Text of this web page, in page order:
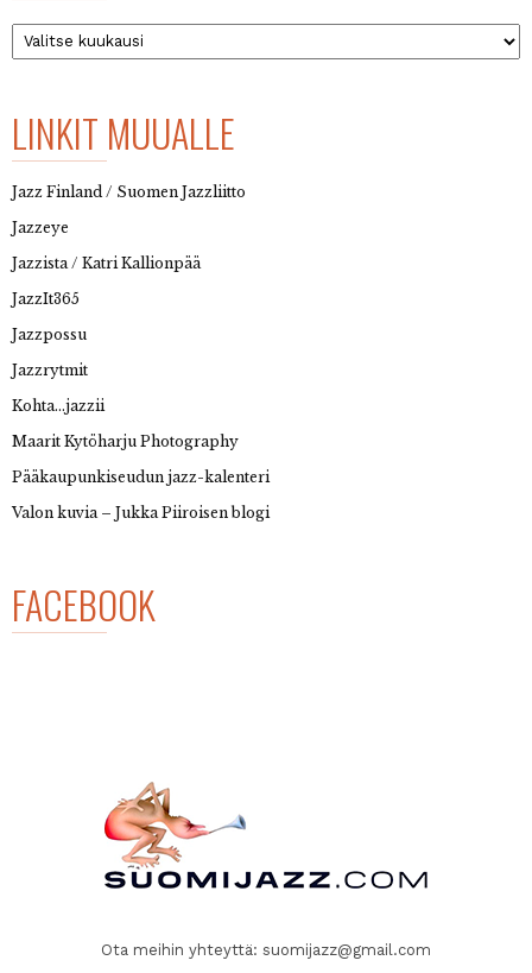
Arkisto
LINKIT MUUALLE
Jazz Finland / Suomen Jazzliitto
Jazzeye
Jazzista / Katri Kallionpää
JazzIt365
Jazzpossu
Jazzrytmit
Kohta…jazzii
Maarit Kytöharju Photography
Pääkaupunkiseudun jazz-kalenteri
Valon kuvia – Jukka Piiroisen blogi
FACEBOOK
Ota meihin yhteyttä: suomijazz@gmail.com